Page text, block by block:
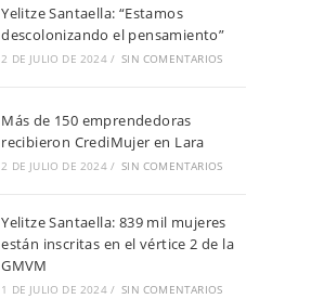
Yelitze Santaella: “Estamos
descolonizando el pensamiento”
2 DE JULIO DE 2024 / SIN COMENTARIOS
Más de 150 emprendedoras
recibieron CrediMujer en Lara
2 DE JULIO DE 2024 / SIN COMENTARIOS
Yelitze Santaella: 839 mil mujeres
están inscritas en el vértice 2 de la
GMVM
1 DE JULIO DE 2024 / SIN COMENTARIOS